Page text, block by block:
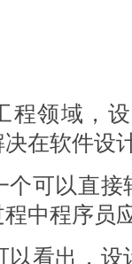
程领域，
在软件设
个可以直
中程序员
以看出，